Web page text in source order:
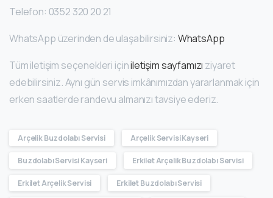
Telefon: 0352 320 20 21
WhatsApp üzerinden de ulaşabilirsiniz: WhatsApp
Tüm iletişim seçenekleri içiniletişim sayfamızı ziyaret
edebilirsiniz. Aynı gün servis imkânımızdan yararlanmak için
erken saatlerde randevu almanızı tavsiye ederiz.
Arçelik Buzdolabı Servisi Arçelik Servisi Kayseri
Buzdolabı Servisi Kayseri Erkilet Arçelik Buzdolabı Servisi
Erkilet Arçelik Servisi Erkilet Buzdolabı Servisi